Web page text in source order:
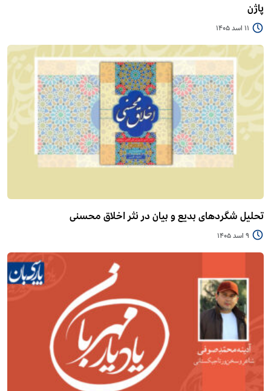
پاژن
11 اسد 1405
تحلیل شگردهای بدیع و بیان در نثر اخلاق محسنی
9 اسد 1405